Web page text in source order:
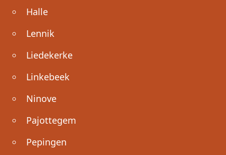
Halle
Lennik
Liedekerke
Linkebeek
Ninove
Pajottegem
Pepingen